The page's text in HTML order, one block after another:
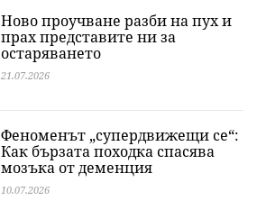
Ново проучване разби на пух и
прах представите ни за
остаряването
21.07.2026
Феноменът „супердвижещи се“:
Как бързата походка спасява
мозъка от деменция
10.07.2026